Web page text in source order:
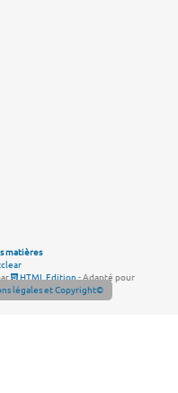
matières
HTML Edition - Adapté pour
légales et Copyright©